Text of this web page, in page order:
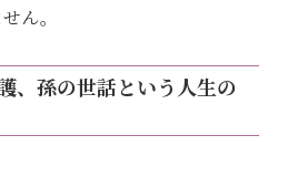
ん。
、孫の世話という人生の